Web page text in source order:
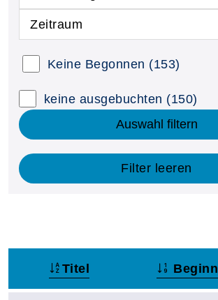
Zeitraum
Keine Begonnen (153)
keine ausgebuchten (150)
Auswahl filtern
Filter leeren
Titel Beginn